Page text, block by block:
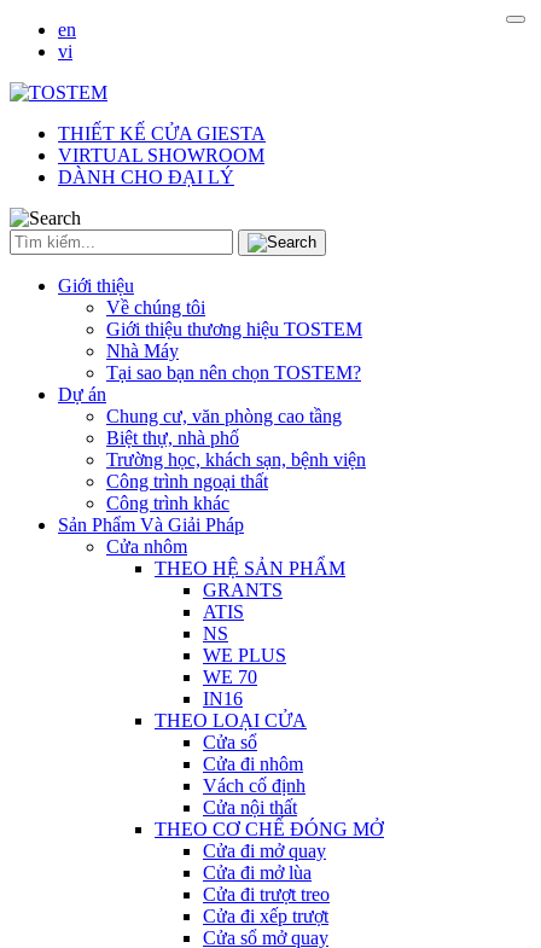
en
vi
THIẾT KẾ CỬA GIESTA
VIRTUAL SHOWROOM
DÀNH CHO ĐẠI LÝ
Giới thiệu
Về chúng tôi
Giới thiệu thương hiệu TOSTEM
Nhà Máy
Tại sao bạn nên chọn TOSTEM?
Dự án
Chung cư, văn phòng cao tầng
Biệt thự, nhà phố
Trường học, khách sạn, bệnh viện
Công trình ngoại thất
Công trình khác
Sản Phẩm Và Giải Pháp
Cửa nhôm
THEO HỆ SẢN PHẨM
GRANTS
ATIS
NS
WE PLUS
WE 70
IN16
THEO LOẠI CỬA
Cửa sổ
Cửa đi nhôm
Vách cố định
Cửa nội thất
THEO CƠ CHẾ ĐÓNG MỞ
Cửa đi mở quay
Cửa đi mở lùa
Cửa đi trượt treo
Cửa đi xếp trượt
Cửa sổ mở quay